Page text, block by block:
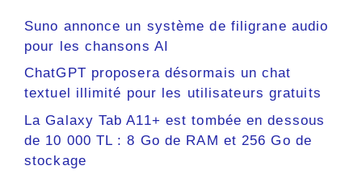
Suno annonce un système de filigrane audio
pour les chansons AI
ChatGPT proposera désormais un chat
textuel illimité pour les utilisateurs gratuits
La Galaxy Tab A11+ est tombée en dessous
de 10 000 TL : 8 Go de RAM et 256 Go de
stockage